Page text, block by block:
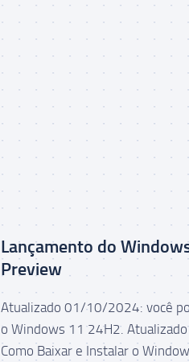
Lançamento do
Preview
Atualizado 01/10/2024: você
o Windows 11 24H2.
Como Baixar e Instalar o